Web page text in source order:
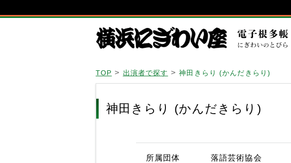
TOP 出演者で探す 神田きらり (かんだきらり)
神田きらり (かんだきらり)
所属団体 落語芸術協会